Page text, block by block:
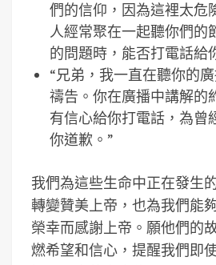
們的信仰，因為這裡太危
人經常聚在一起聽你們的
的問題時，能否打電話給
“兄弟，我一直在聽你的
禱告。你在廣播中講解的
有信心給你打電話，為曾
你道歉。”
我們為這些生命中正在發生
轉變贊美上帝，也為我們能
榮幸而感謝上帝。願他們的
燃希望和信心，提醒我們即